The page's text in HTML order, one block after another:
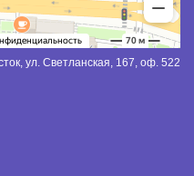
ул. Светланская, 167, оф. 522